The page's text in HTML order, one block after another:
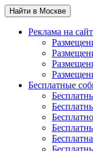
Найти в Москве
Реклама на
Бесплатные